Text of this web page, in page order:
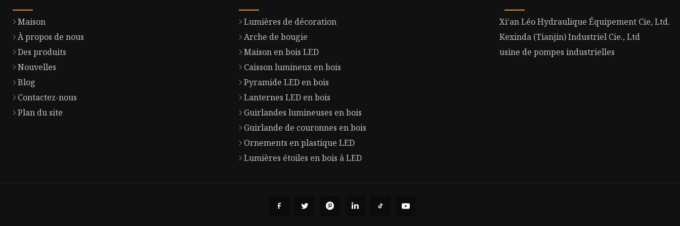
Maison
À propos de nous
Des produits
Nouvelles
Blog
Contactez-nous
Plan du site
Lumières de décoration
Arche de bougie
Maison en bois LED
Caisson lumineux en bois
Pyramide LED en bois
Lanternes LED en bois
Guirlandes lumineuses en bois
Guirlande de couronnes en bois
Ornements en plastique LED
Lumières étoiles en bois à LED
Xi'an Léo Hydraulique Équipement Cie, Ltd.
Kexinda (Tianjin) Industriel Cie., Ltd
usine de pompes industrielles